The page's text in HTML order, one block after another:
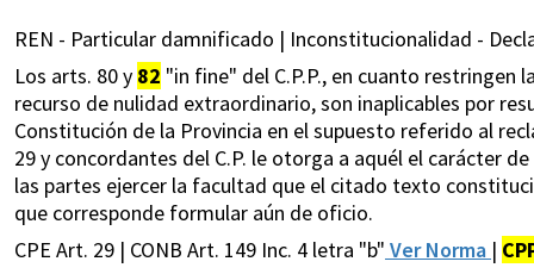
REN - Particular damnificado | Inconstitucionalidad -
Los arts. 80 y 82 "in fine" del C.P.P., en cuanto
recurso de nulidad extraordinario, son inaplicables por
Constitución de la Provincia en el supuesto referido al
29 y concordantes del C.P. le otorga a aquél el carácter
las partes ejercer la facultad que el citado texto
que corresponde formular aún de oficio.
CPE Art. 29 | CONB Art. 149 Inc. 4 letra "b" Ver Norma |